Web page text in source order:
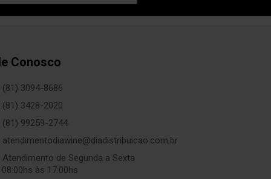
Conosco
(81) 3094-8686
(81) 3428-2020
(81) 99259-2744
atendimentodiawine@diadistribuicao.com.br
Atendimento de Segunda a Sexta
às 17:00hs